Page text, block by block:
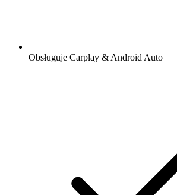
Obsługuje Carplay & Android Auto